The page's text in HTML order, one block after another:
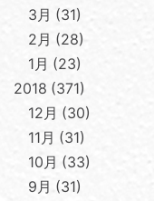
3月
31
2月
28
1月
23
2018 371
12月
30
11月
31
10月
33
9月
31